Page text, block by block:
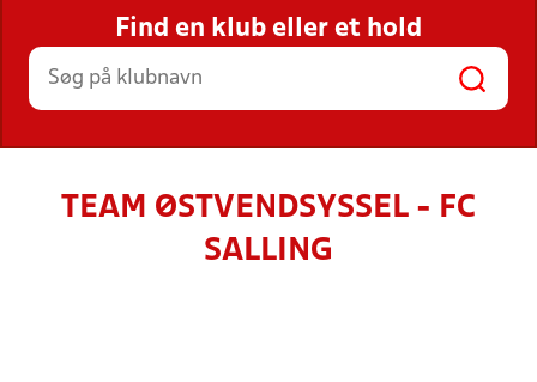
STILLINGER, RESULTATER, KLUBBER OG
HOLD
Find en klub eller et hold
TEAM ØSTVENDSYSSEL - FC
SALLING